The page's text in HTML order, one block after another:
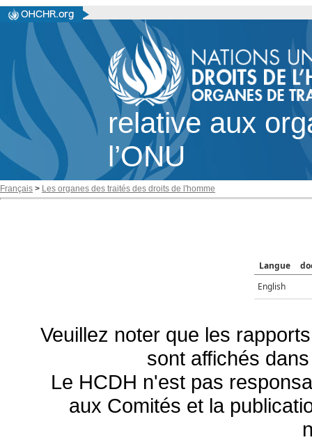
relative aux
l’ONU
Français > Les organes des traités des droits de l'homme
Langue
English
Veuillez noter que les
sont affichés
Le HCDH n'est pas
aux Comités et la